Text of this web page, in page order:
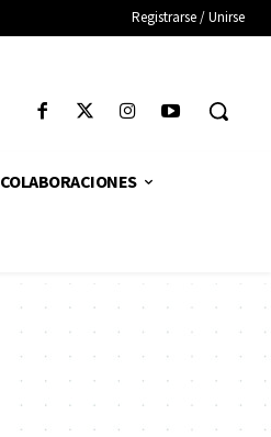
Registrarse / Unirse
COLABORACIONES